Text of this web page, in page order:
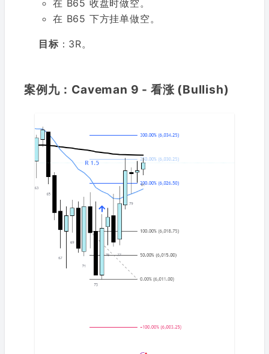
在 B65 收盘时做空。
在 B65 下方挂单做空。
目标 ：3R。
案例九：Caveman 9 - 看涨 (Bullish)